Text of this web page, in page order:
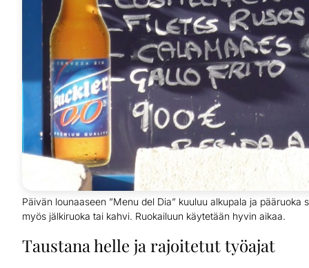
Päivän lounaaseen ”Menu del Dia” kuuluu alkupala ja pääruoka
myös jälkiruoka tai kahvi. Ruokailuun käytetään hyvin aikaa.
Taustana helle ja rajoitetut työajat